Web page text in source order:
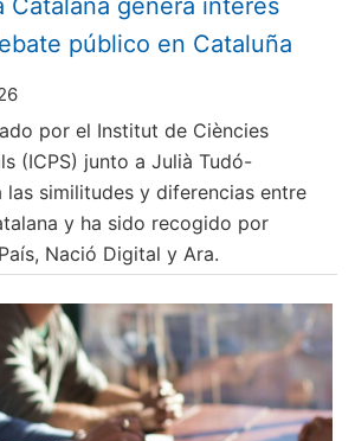
Catalana genera interés
público en Cataluña
por el Institut de Ciències
(ICPS) junto a Julià Tudó-
las similitudes y diferencias entre
y ha sido recogido por
Nació Digital y Ara.